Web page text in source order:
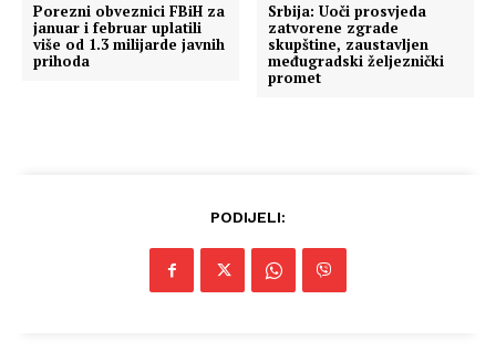
Porezni obveznici FBiH za
januar i februar uplatili
više od 1.3 milijarde javnih
prihoda
Srbija: Uoči prosvjeda
zatvorene zgrade
skupštine, zaustavljen
međugradski željeznički
promet
PODIJELI: